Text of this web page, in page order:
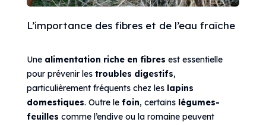
L’importance des fibres et de l’eau fraîche
Une alimentation riche en fibres est essentielle
pour prévenir les troubles digestifs,
particulièrement fréquents chez les lapins
domestiques. Outre le foin, certains légumes-
feuilles comme l’endive ou la romaine peuvent